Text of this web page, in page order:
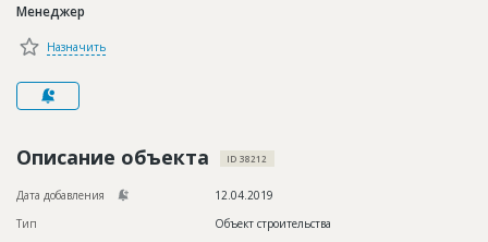
Новости
Пресс-релизы
Правила работы
Контакты
Личный кабинет
Описание объекта ID 38212
Дата добавления
12.04.2019
Тип
Объект строительства
Менеджер
Назначить